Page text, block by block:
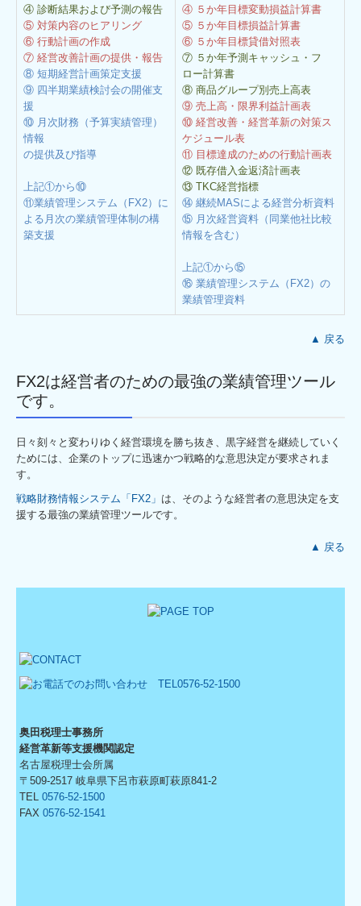
④ 診断結果および予測の報告
⑤ 対策内容のヒアリング
⑥ 行動計画の作成
⑦ 経営改善計画の提供・報告
⑧ 短期経営計画策定支援
⑨ 四半期業績検討会の開催支
援
⑩ 月次財務（予算実績管理）
情報
の提供及び指導
上記①から⑩
⑪業績管理システム（FX2）に
よる月次の業績管理体制の構
築支援
④ ５か年目標変動損益計算書
⑤ ５か年目標損益計算書
⑥ ５か年目標貸借対照表
⑦ ５か年予測キャッシュ・フ
ロー計算書
⑧ 商品グループ別売上高表
⑨ 売上高・限界利益計画表
⑩ 経営改善・経営革新の対策ス
ケジュール表
⑪ 目標達成のための行動計画表
⑫ 既存借入金返済計画表
⑬ TKC経営指標
⑭ 継続MASによる経営分析資料
⑮ 月次経営資料（同業他社比較
情報を含む）
上記①から⑮
⑯ 業績管理システム（FX2）の
業績管理資料
▲ 戻る
FX2は経営者のための最強の業績管理ツール
です。
日々刻々と変わりゆく経営環境を勝ち抜き、黒字経営を継続していく
ためには、企業のトップに迅速かつ戦略的な意思決定が要求されま
す。
戦略財務情報システム「FX2」 は、そのような経営者の意思決定を支
援する最強の業績管理ツールです。
▲ 戻る
奥田税理士事務所
経営革新等支援機関認定
名古屋税理士会所属
〒509-2517 岐阜県下呂市萩原町萩原841-2
TEL0576-52-1500
FAX0576-52-1541